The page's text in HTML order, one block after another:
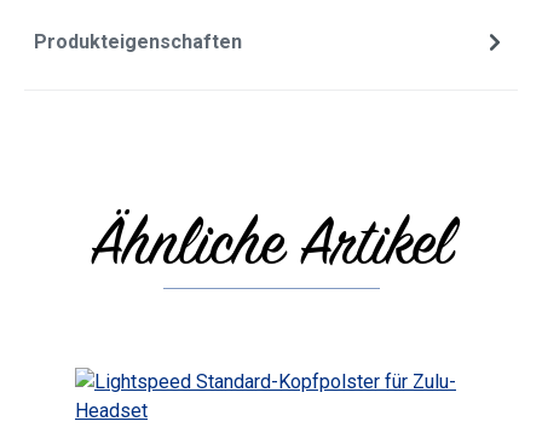
Produkteigenschaften
Produktgalerie überspringen
Ähnliche Artikel